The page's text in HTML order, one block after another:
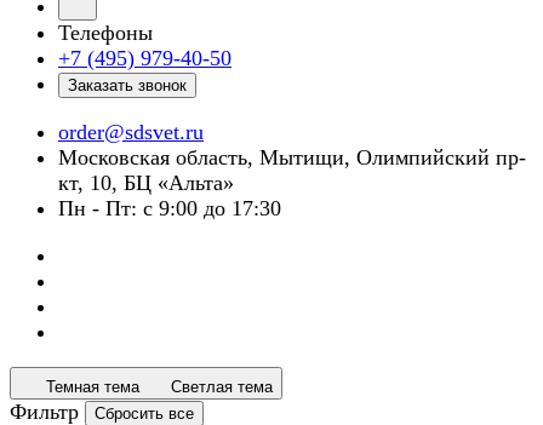
Телефоны
+7 (495) 979-40-50
Заказать звонок
order@sdsvet.ru
Московская область, Мытищи, Олимпийский пр-
кт, 10, БЦ «Альта»
Пн - Пт: с 9:00 до 17:30
Темная тема Светлая тема
Фильтр Сбросить все